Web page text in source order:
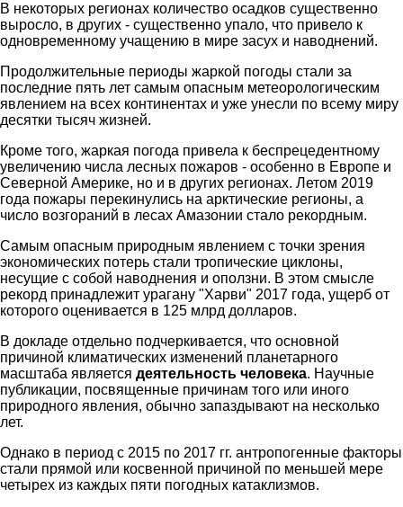
В некоторых регионах количество осадков существенно
выросло, в других - существенно упало, что привело к
одновременному учащению в мире засух и наводнений.
Продолжительные периоды жаркой погоды стали за
последние пять лет самым опасным метеорологическим
явлением на всех континентах и уже унесли по всему миру
десятки тысяч жизней.
Кроме того, жаркая погода привела к беспрецедентному
увеличению числа лесных пожаров - особенно в Европе и
Северной Америке, но и в других регионах. Летом 2019
года пожары перекинулись на арктические регионы, а
число возгораний в лесах Амазонии стало рекордным.
Самым опасным природным явлением с точки зрения
экономических потерь стали тропические циклоны,
несущие с собой наводнения и оползни. В этом смысле
рекорд принадлежит урагану "Харви" 2017 года, ущерб от
которого оценивается в 125 млрд долларов.
В докладе отдельно подчеркивается, что основной
причиной климатических изменений планетарного
масштаба является деятельность человека. Научные
публикации, посвященные причинам того или иного
природного явления, обычно запаздывают на несколько
лет.
Однако в период с 2015 по 2017 гг. антропогенные факторы
стали прямой или косвенной причиной по меньшей мере
четырех из каждых пяти погодных катаклизмов.